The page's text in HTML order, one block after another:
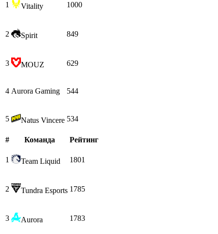
1 Vitality 1000
2 Spirit 849
3 MOUZ 629
4 Aurora Gaming 544
5 Natus Vincere 534
# Команда Рейтинг
1 Team Liquid 1801
2 Tundra Esports 1785
3 Aurora 1783